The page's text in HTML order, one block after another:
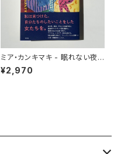
ミア・カンキマキ - 眠れない夜
に思う、憧れの女たち
¥2,970